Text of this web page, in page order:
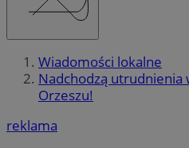
Wiadomości lokalne
Nadchodzą
Orzeszu!
reklama